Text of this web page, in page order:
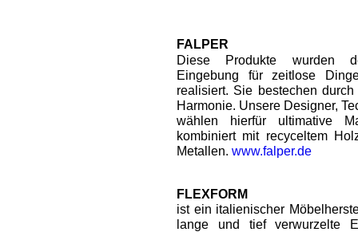
FALPER
Diese Produkte wurden
Eingebung für zeitlose
realisiert. Sie bestechen
Harmonie. Unsere Designer,
wählen hierfür ultimative
kombiniert mit recyceltem
Metallen. www.falper.de
FLEXFORM
ist ein italienischer
lange und tief verwurzelte